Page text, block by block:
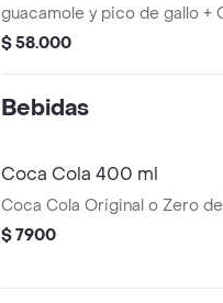
guacamole y pico de gallo +
$ 58.000
Bebidas
Coca Cola 400 ml
Coca Cola Original o Zero
$ 7900